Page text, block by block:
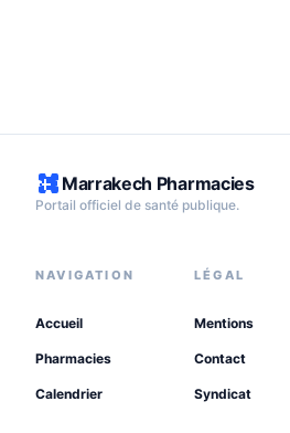
Marrakech Pharmacies
Portail officiel de santé publique.
NAVIGATION
Accueil
Pharmacies
Calendrier
LÉGAL
Mentions
Contact
Syndicat